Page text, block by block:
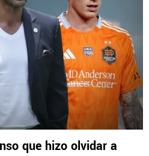
que hizo olvidar a